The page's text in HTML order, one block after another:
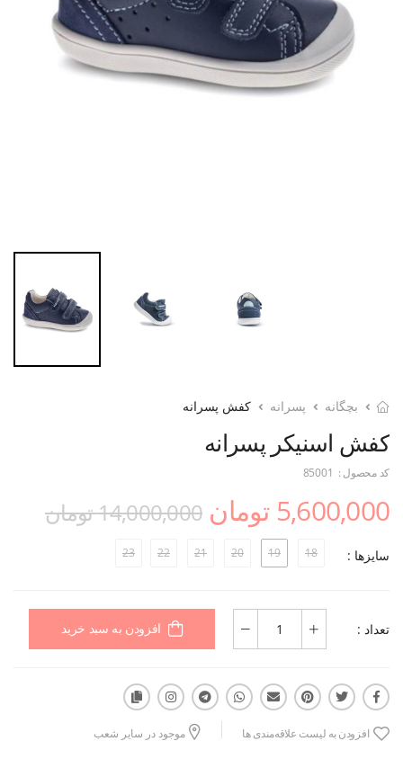
بچگانه پسرانه کفش پسرانه
کفش اسنیکر پسرانه
کد محصول : 85001
5,600,000 تومان 14,000,000 تومان
سایزها : 18
19
20
21
22
23
تعداد : افزودن به سبد خرید
افزودن به لیست علاقه‌مندی ها موجود در سایر شعب